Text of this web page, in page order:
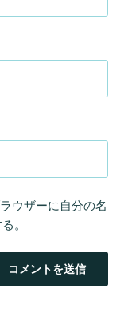
ウザーに自分の名
。